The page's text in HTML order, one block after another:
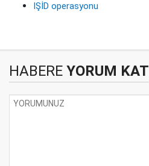
IŞİD operasyonu
HABERE YORUM KAT